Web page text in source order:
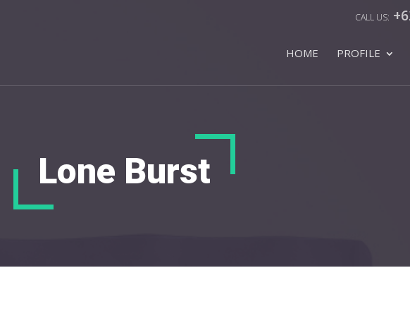
HOME PROFILE
Lone Burst